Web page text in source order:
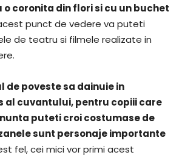
coronita din flori si cu un buchet
punct de vedere va puteti
de teatru si filmele realizate in
de poveste sa dainuie in
al cuvantului, pentru copiii care
puteti croi costumase de
sunt personaje importante
fel, cei mici vor primi acest